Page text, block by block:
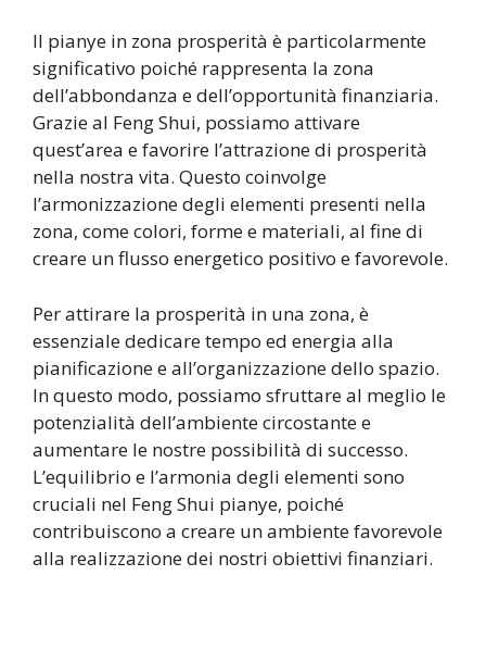
Il pianye in zona prosperità è particolarmente
significativo poiché rappresenta la zona
dell’abbondanza e dell’opportunità finanziaria.
Grazie al Feng Shui, possiamo attivare
quest’area e favorire l’attrazione di prosperità
nella nostra vita. Questo coinvolge
l’armonizzazione degli elementi presenti nella
zona, come colori, forme e materiali, al fine di
creare un flusso energetico positivo e favorevole.
Per attirare la prosperità in una zona, è
essenziale dedicare tempo ed energia alla
pianificazione e all’organizzazione dello spazio.
In questo modo, possiamo sfruttare al meglio le
potenzialità dell’ambiente circostante e
aumentare le nostre possibilità di successo.
L’equilibrio e l’armonia degli elementi sono
cruciali nel Feng Shui pianye, poiché
contribuiscono a creare un ambiente favorevole
alla realizzazione dei nostri obiettivi finanziari.